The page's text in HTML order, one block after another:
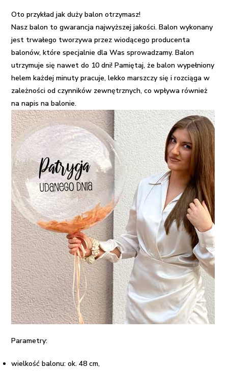
Oto przykład jak duży balon otrzymasz!
Nasz balon to gwarancja najwyższej jakości. Balon wykonany
jest trwałego tworzywa przez wiodącego producenta
balonów, które specjalnie dla Was sprowadzamy. Balon
utrzymuje się nawet do 10 dni! Pamiętaj, że balon wypełniony
helem każdej minuty pracuje, lekko marszczy się i rozciąga w
zależności od czynników zewnętrznych, co wpływa również
na napis na balonie.
Parametry:
wielkość balonu: ok. 48 cm,